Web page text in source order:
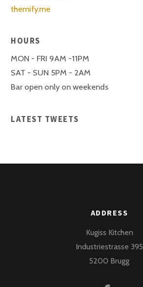
themify.me
HOURS
MON - FRI 9AM -11PM
SAT - SUN 5PM - 2AM
Bar open only on weekends
LATEST TWEETS
ADDRESS
Kugiss Kitchen
Industriestrasse 395
5200 Brugg